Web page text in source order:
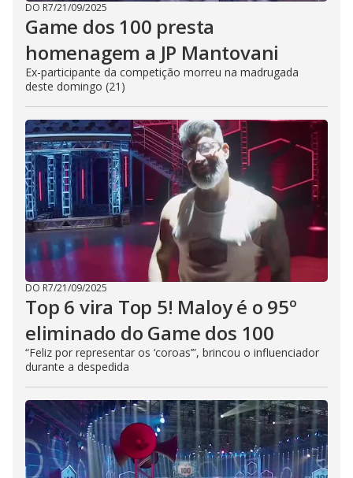
DO R7/21/09/2025
Game dos 100 presta
homenagem a JP Mantovani
Ex-participante da competição morreu na madrugada
deste domingo (21)
DO R7/21/09/2025
Top 6 vira Top 5! Maloy é o 95º
eliminado do Game dos 100
“Feliz por representar os ‘coroas’”, brincou o influenciador
durante a despedida